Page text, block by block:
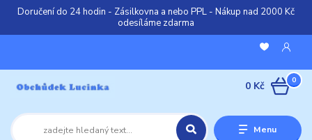
Doručení do 24 hodin - Zásilkovna a nebo PPL - Nákup nad 2000 Kč
odesíláme zdarma
Menu
0
0 Kč